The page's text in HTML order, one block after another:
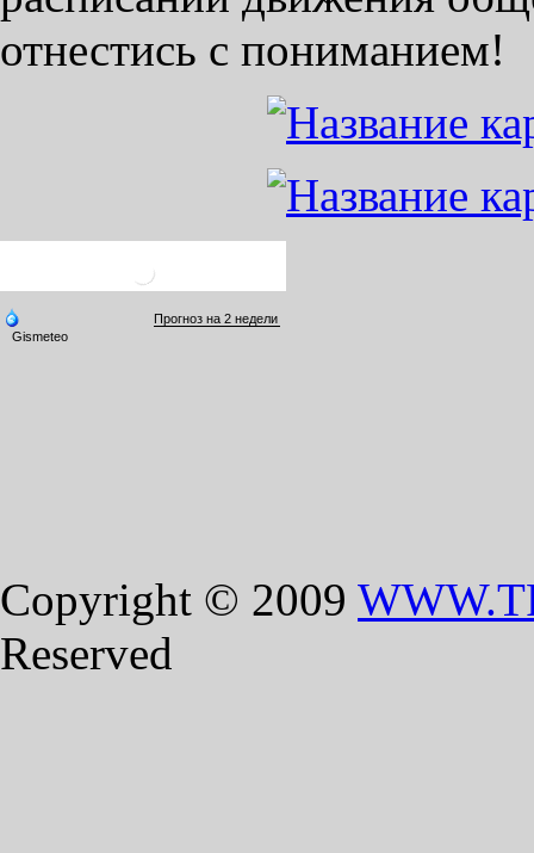
отнестись с пониманием!
Copyright © 2009
Reserved